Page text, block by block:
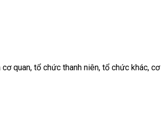
quan, tổ chức thanh niên, tổ chức khác,